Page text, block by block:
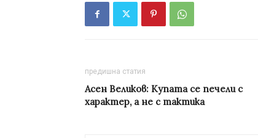
предишна статия
Асен Великов: Купата се печели с
характер, а не с тактика